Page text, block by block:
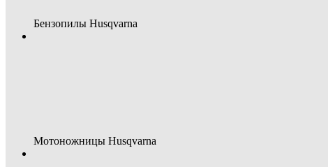
Бензопилы Husqvarna
Мотоножницы Husqvarna